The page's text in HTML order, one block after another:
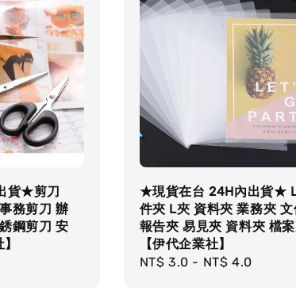
貨★剪刀
務剪刀 辦
鋼剪刀 安
★現貨在台 24H內出貨★
件夾 L夾 資料夾 業務夾 文
報告夾 易見夾 資料夾 檔
【伊代企業社】
Regular
NT$ 3.0 - NT$ 4.0